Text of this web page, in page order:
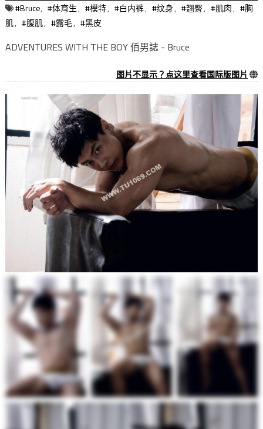
#Bruce, #体育生, #模特, #白内裤, #纹身, #翘臀, #肌肉, #胸
肌, #腹肌, #露毛, #黑皮
ADVENTURES WITH THE BOY 佰男誌 - Bruce
图片不显示？点这里查看国际版图片